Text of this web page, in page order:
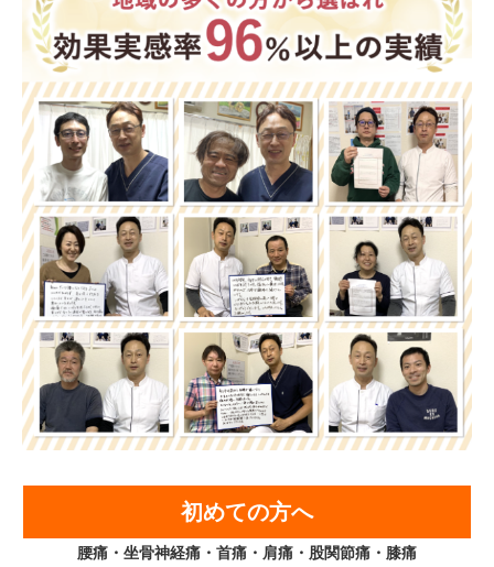
初めての方へ
腰痛・坐骨神経痛・首痛・肩痛・股関節痛・膝痛